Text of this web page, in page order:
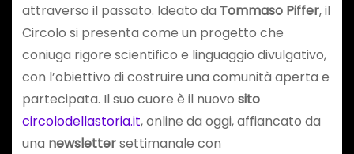
attraverso il passato. Ideato da Tommaso Piffer, il
Circolo si presenta come un progetto che
coniuga rigore scientifico e linguaggio divulgativo,
con l’obiettivo di costruire una comunità aperta e
partecipata. Il suo cuore è il nuovo sito
circolodellastoria.it, online da oggi, affiancato da
una newslettersettimanale con